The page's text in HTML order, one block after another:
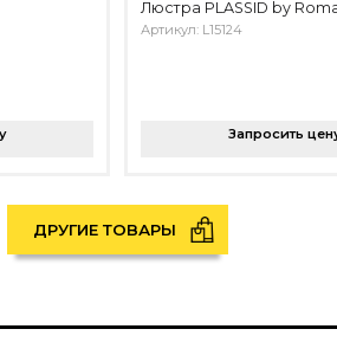
Люстра PLASSID by
Артикул: L15124
Запросить
ДРУГИЕ ТОВАРЫ